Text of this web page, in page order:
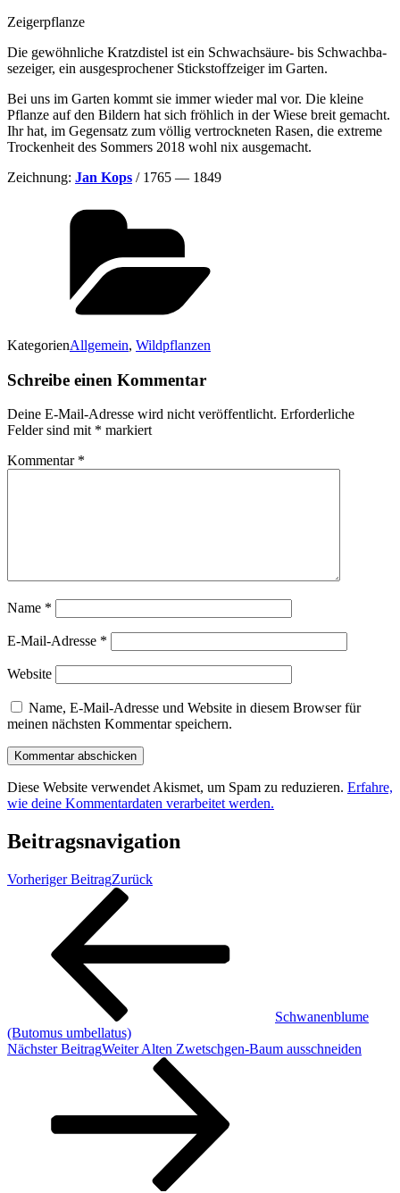
Zei­ger­pflan­ze
Die gewöhn­li­che Kratz­dis­tel ist ein Schwach­säu­re- bis Schwach­ba­
se­zei­ger, ein aus­ge­spro­che­ner Stick­stoff­zei­ger im Garten.
Bei uns im Gar­ten kommt sie immer wie­der mal vor. Die klei­ne
Pflan­ze auf den Bil­dern hat sich fröh­lich in der Wie­se breit gemacht.
Ihr hat, im Gegen­satz zum völ­lig ver­trock­ne­ten Rasen, die extre­me
Tro­cken­heit des Som­mers 2018 wohl nix ausgemacht.
Zeich­nung: Jan Kops / 1765 — 1849
KategorienAllgemein, Wildpflanzen
Schreibe einen Kommentar
Deine E-Mail-Adresse wird nicht veröffentlicht. Erforderliche
Felder sind mit * markiert
Kommentar *
Name *
E-Mail-Adresse *
Website
Name, E-Mail-Adresse und Website in diesem Browser für
meinen nächsten Kommentar speichern.
Diese Website verwendet Akismet, um Spam zu reduzieren. Erfahre,
wie deine Kommentardaten verarbeitet werden.
Beitragsnavigation
Vorheriger BeitragZurück
Schwanenblume
(Butomus umbellatus)
Nächster BeitragWeiter Alten Zwetschgen-Baum ausschneiden